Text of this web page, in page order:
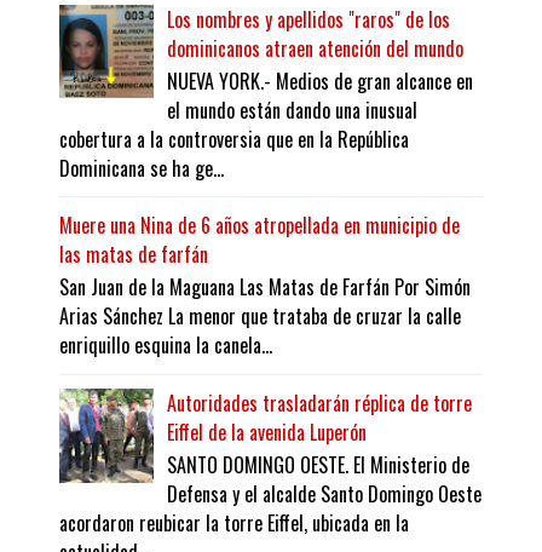
Los nombres y apellidos "raros" de los
dominicanos atraen atención del mundo
NUEVA YORK.- Medios de gran alcance en
el mundo están dando una inusual
cobertura a la controversia que en la República
Dominicana se ha ge...
Muere una Nina de 6 años atropellada en municipio de
las matas de farfán
San Juan de la Maguana Las Matas de Farfán Por Simón
Arias Sánchez La menor que trataba de cruzar la calle
enriquillo esquina la canela...
Autoridades trasladarán réplica de torre
Eiffel de la avenida Luperón
SANTO DOMINGO OESTE. El Ministerio de
Defensa y el alcalde Santo Domingo Oeste
acordaron reubicar la torre Eiffel, ubicada en la